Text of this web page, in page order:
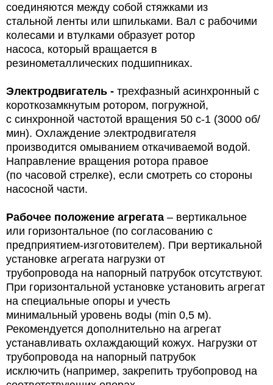
соединяются между собой стяжками из
стальной ленты или шпильками. Вал с рабочими
колесами и втулками образует ротор
насоса, который вращается в
резинометаллических подшипниках.
Электродвигатель - трехфазный асинхронный с
короткозамкнутым ротором, погружной,
с синхронной частотой вращения 50 с-1 (3000 об/
мин). Охлаждение электродвигателя
производится омыванием откачиваемой водой.
Направление вращения ротора правое
(по часовой стрелке), если смотреть со стороны
насосной части.
Рабочее положение агрегата – вертикальное
или горизонтальное (по согласованию с
предприятием-изготовителем). При вертикальной
установке агрегата нагрузки от
трубопровода на напорный патрубок отсутствуют.
При горизонтальной установке установить агрегат
на специальные опоры и учесть
минимальный уровень воды (min 0,5 м).
Рекомендуется дополнительно на агрегат
устанавливать охлаждающий кожух. Нагрузки от
трубопровода на напорный патрубок
исключить (например, закрепить трубопровод на